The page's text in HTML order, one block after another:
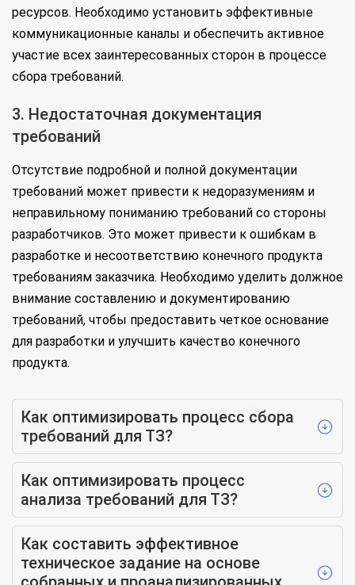
ресурсов. Необходимо установить эффективные
коммуникационные каналы и обеспечить активное
участие всех заинтересованных сторон в процессе
сбора требований.
3. Недостаточная документация
требований
Отсутствие подробной и полной документации
требований может привести к недоразумениям и
неправильному пониманию требований со стороны
разработчиков. Это может привести к ошибкам в
разработке и несоответствию конечного продукта
требованиям заказчика. Необходимо уделить должное
внимание составлению и документированию
требований, чтобы предоставить четкое основание
для разработки и улучшить качество конечного
продукта.
Как оптимизировать процесс сбора
требований для ТЗ?
Как оптимизировать процесс
анализа требований для ТЗ?
Как составить эффективное
техническое задание на основе